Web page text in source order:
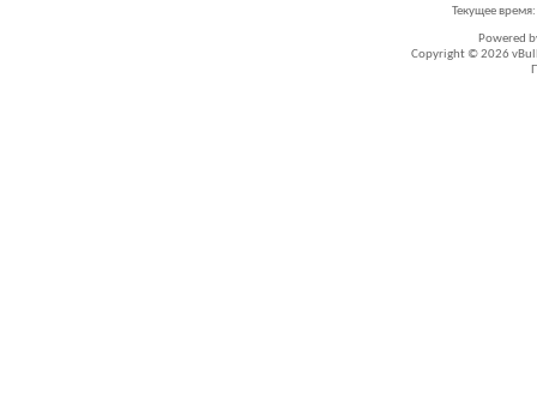
Текущее время:
Powered
Copyright © 2026